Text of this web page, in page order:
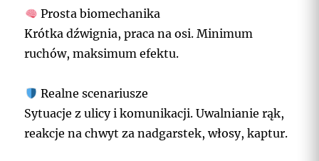
Prosta biomechanika
Krótka dźwignia, praca na osi. Minimum
ruchów, maksimum efektu.
Realne scenariusze
Sytuacje z ulicy i komunikacji. Uwalnianie rąk,
reakcje na chwyt za nadgarstek, włosy, kaptur.